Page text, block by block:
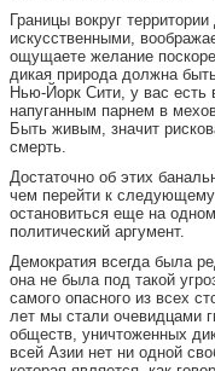
Границы вокруг
искусственными,
ощущаете желание
дикая природа должна
Нью-Йорк Сити, у вас есть
напуганным парнем в
Быть живым, значит
смерть.
Достаточно об этих
чем перейти к
остановиться еще на
политический аргумент.
Демократия всегда была
она не была под такой
самого опасного из всех
лет мы стали очевидцами
обществ, уничтоженных
всей Азии нет ни одной